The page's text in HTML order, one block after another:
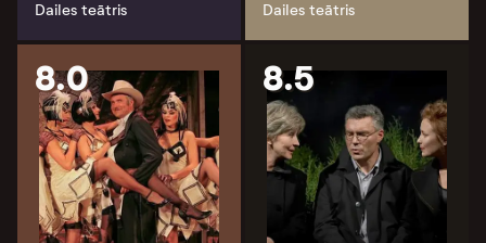
Dailes teātris Dailes teātris
8.0 8.5